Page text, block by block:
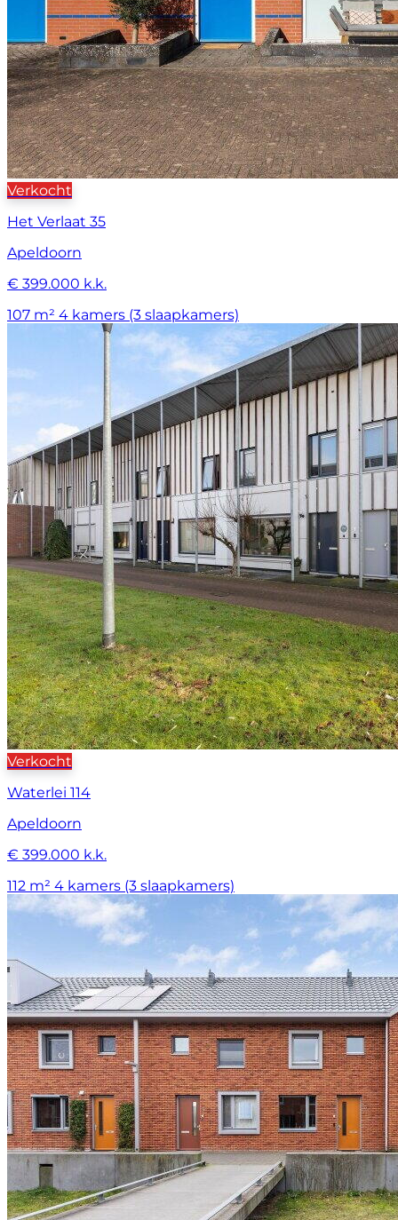
Verkocht
Het Verlaat 35
Apeldoorn
€ 399.000 k.k.
107 m² 4 kamers (3 slaapkamers)
Verkocht
Waterlei 114
Apeldoorn
€ 399.000 k.k.
112 m² 4 kamers (3 slaapkamers)